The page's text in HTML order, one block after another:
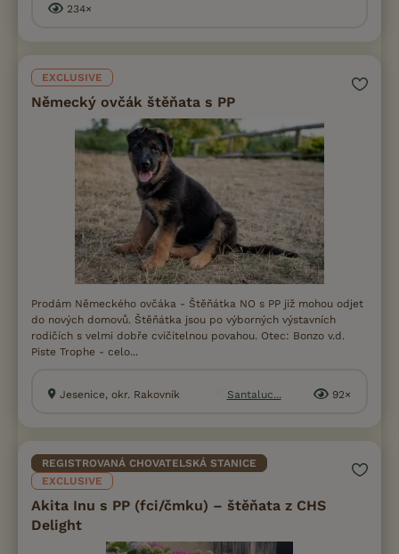
234×
EXCLUSIVE
Německý ovčák štěňata s PP
Prodám Německého ovčáka - Štěňátka NO s PP již mohou odjet
do nových domovů. Štěňátka jsou po výborných výstavních
rodičích s velmi dobře cvičitelnou povahou. Otec: Bonzo v.d.
Piste Trophe - celo...
Jesenice, okr. Rakovník Santaluc... 92×
REGISTROVANÁ CHOVATELSKÁ STANICE
EXCLUSIVE
Akita Inu s PP (fci/čmku) – štěňata z CHS
Delight